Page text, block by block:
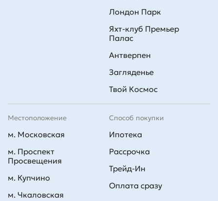
Способ покупки
Ипотека
Рассрочка
Трейд-Ин
Оплата сразу
Лондон Парк
Яхт-клуб Премьер
Палас
Антверпен
Загляденье
Твой Космос
Местоположение
м. Московская
м. Проспект
Просвещения
м. Купчино
м. Чкаловская